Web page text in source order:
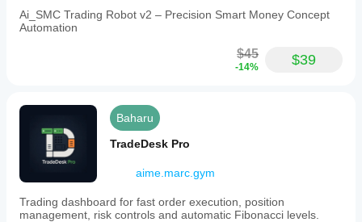
Ai_SMC Trading Robot v2 – Precision Smart Money Concept
Automation
$45
-14% $39
Baharu
TradeDesk Pro
aime.marc.gym
Trading dashboard for fast order execution, position
management, risk controls and automatic Fibonacci levels.